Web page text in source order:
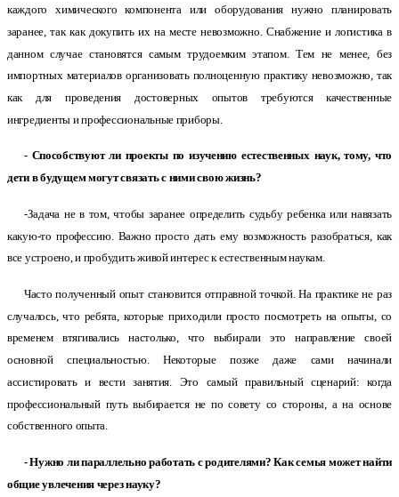
каждого химического компонента или оборудования нужно планировать
заранее, так как докупить их на месте невозможно. Снабжение и логистика в
данном случае становятся самым трудоемким этапом. Тем не менее, без
импортных материалов организовать полноценную практику невозможно, так
как для проведения достоверных опытов требуются качественные
ингредиенты и профессиональные приборы.
- Способствуют ли проекты по изучению естественных наук, тому, что
дети в будущем могут связать с ними свою жизнь?
-Задача не в том, чтобы заранее определить судьбу ребенка или навязать
какую-то профессию. Важно просто дать ему возможность разобраться, как
все устроено, и пробудить живой интерес к естественным наукам.
Часто полученный опыт становится отправной точкой. На практике не раз
случалось, что ребята, которые приходили просто посмотреть на опыты, со
временем втягивались настолько, что выбирали это направление своей
основной специальностью. Некоторые позже даже сами начинали
ассистировать и вести занятия. Это самый правильный сценарий: когда
профессиональный путь выбирается не по совету со стороны, а на основе
собственного опыта.
- Нужно ли параллельно работать с родителями? Как семья может найти
общие увлечения через науку?